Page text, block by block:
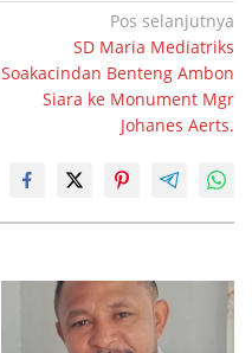
Pos selanjutnya
SD Maria Mediatriks
Soakacindan Benteng Ambon
Siara ke Monument Mgr
Johanes Aerts.